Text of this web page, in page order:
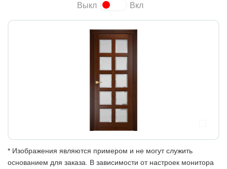
Выкл Вкл
* Изображения являются примером и не могут служить
основанием для заказа. В зависимости от настроек монитора